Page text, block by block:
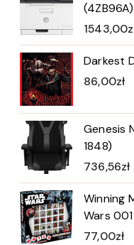
(4ZB96A)
1543,00
Darkest
86,00zł
Genesis
1848)
736,56zł
Winning
Wars
77,00zł